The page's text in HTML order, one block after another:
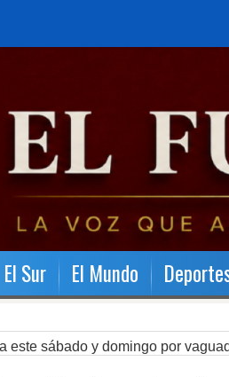
El Sur El Mundo
este sábado y domingo por